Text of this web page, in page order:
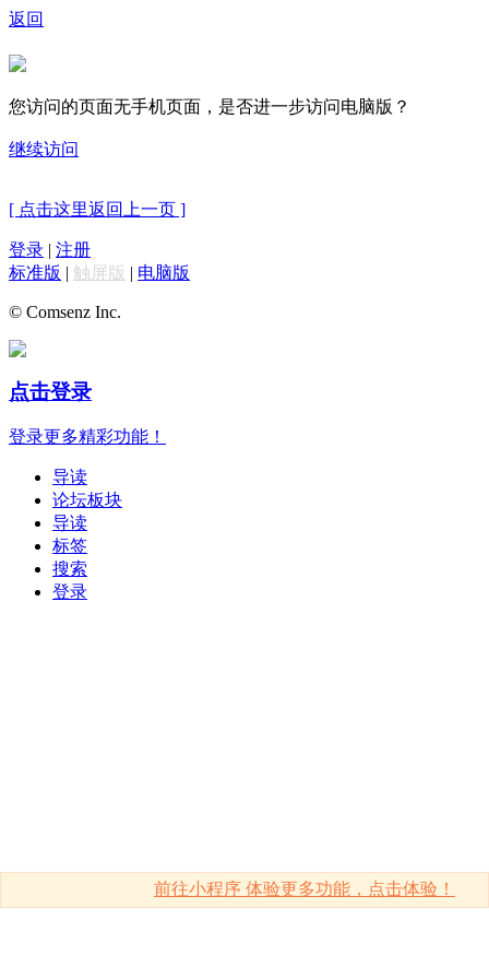
返回
您访问的页面无手机页面，是否进一步访问电脑版？
继续访问
[ 点击这里返回上一页 ]
前往小程序 体验更多功能，点击体验！
登录 | 注册
标准版 | 触屏版 | 电脑版
© Comsenz Inc.
点击登录
登录更多精彩功能！
导读
论坛板块
导读
标签
搜索
登录